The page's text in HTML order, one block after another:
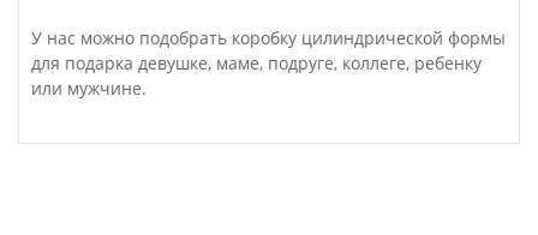
У нас можно подобрать коробку цилиндрической формы
для подарка девушке, маме, подруге, коллеге, ребенку
или мужчине.